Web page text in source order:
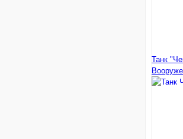
Танк